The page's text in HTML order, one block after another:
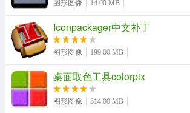
推荐理由
pdf文件阅读编辑器这类软件网上不少，
而且好用的并不多，如果你想对pdf文件
个软件真不错，她完全可以胜任。
软件功能
图形图像 14.00 MB
Iconpackager中文补丁
图形图像 199.00 MB
桌面取色工具colorpix
图形图像 314.00 MB